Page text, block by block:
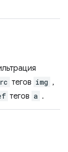
тегов img ,
тегов a .